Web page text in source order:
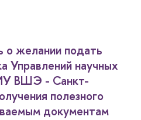
желании подать
Управлений научных
ВШЭ - Санкт-
полезного
документам